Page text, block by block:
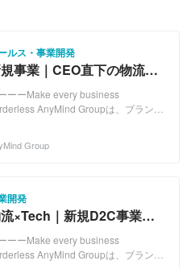
ルス・事業開発
事業｜CEO直下の物流
事業で営業戦略
ーーMake every business
AnyMind Groupは、ブランド
を、世界13市場17拠点に提供するテ
百万米ドル（約68.6億円）の資金
達しています。 代表の十河はForbes
の「日本の起業家ランキング
」で"日本の起業家TOP20"に選出さ
います。 *note:
Group
開発
×Tech｜新規D2C事業に
革を起こす物流/倉庫管理
ーーMake every business
AnyMind Groupは、ブランド